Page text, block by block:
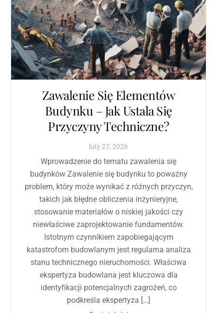
Zawalenie Się Elementów
Budynku – Jak Ustala Się
Przyczyny Techniczne?
luty27, 2026
Wprowadzenie do tematu zawalenia się
budynków Zawalenie się budynku to poważny
problem, który może wynikać z różnych przyczyn,
takich jak błędne obliczenia inżynieryjne,
stosowanie materiałów o niskiej jakości czy
niewłaściwe zaprojektowanie fundamentów.
Istotnym czynnikiem zapobiegającym
katastrofom budowlanym jest regularna analiza
stanu technicznego nieruchomości. Właściwa
ekspertyza budowlana jest kluczowa dla
identyfikacji potencjalnych zagrożeń, co
podkreśla ekspertyza […]